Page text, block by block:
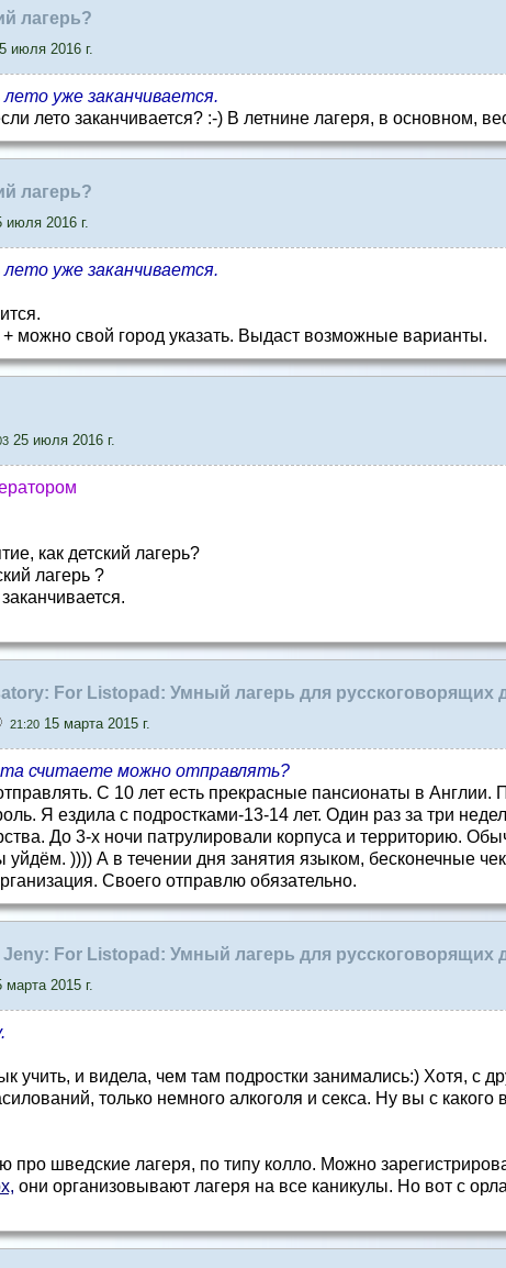
лагерь?
июля 2016 г.
лето уже заканчивается.
лето заканчивается? :-) В летнине лагеря, в основном,
лагерь?
2016 г.
лето уже заканчивается.
можно свой город указать. Выдаст возможные варианты.
25 июля 2016 г.
как детский лагерь?
лагерь ?
For Listopad: Умный лагерь для русскоговорящих
21:2015 марта 2015 г.
считаете можно отправлять?
С 10 лет есть прекрасные пансионаты в Англии.
Я ездила с подростками-13-14 лет. Один раз за три
До 3-х ночи патрулировали корпуса и территорию.
)))) А в течении дня занятия языком, бесконечные
Своего отправлю обязательно.
For Listopad: Умный лагерь для русскоговорящих
2015 г.
учить, и видела, чем там подростки занимались:) Хотя, с
только немного алкоголя и секса. Ну вы с какого
шведские лагеря, по типу колло. Можно
они организовывают лагеря на все каникулы. Но вот с